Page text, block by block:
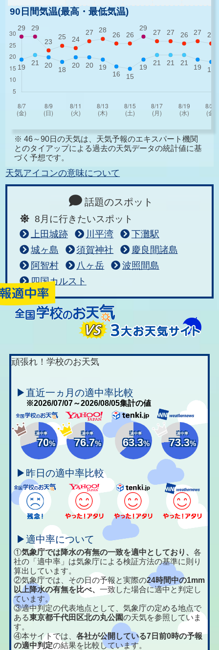
90日間気温(最高・最低気温)
※ 46～90日の天気は、天気予報のエキスパート機関
とのタイアップによる過去の天気データの統計値に基
づく予想です。
天気アイコンの意味について
話題のスポット
8月に行きたいスポット
上田城跡
川平湾
下灘駅
城ヶ島
須賀神社
慶良間諸島
阿智村
八ヶ岳
波照間島
四国カルスト
頑張れ！学校のお天気
▶直近一ヵ月の適中率比較
※2026/07/07～2026/08/05集計の値
適中率
70%
適中率
76.7%
適中率
63.3%
適中率
73.3%
▶昨日の適中率比較
▶適中率について
①気象庁では降水の有無の一致を適中としており、各
社の「適中率」は気象庁による検証方法の基準に則り
算出しています。
②気象庁では、その日の予報と実際の24時間中の1mm
以上降水の有無を比べ、一致した場合に適中と判定し
ています。
③適中判定の代表地点として、気象庁の定める地点で
ある東京都千代田区北の丸公園の天気を参照していま
す。
④本サイトでは、各社が公開している7日前0時の予報
の適中判定の結果を比較しています。